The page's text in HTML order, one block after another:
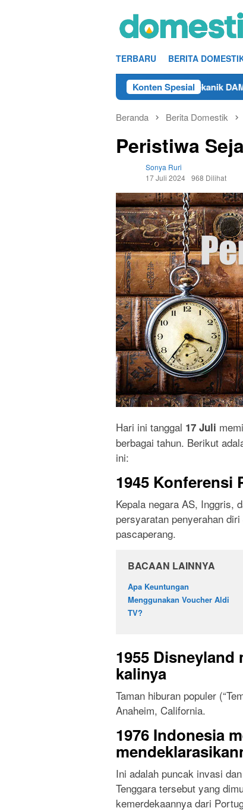
TERBARU BERITA
Konten Spesial
Info Kerja Teknisi/Mekanik DAMRI Lulusan
Beranda Berita Domestik
Peristiwa
Sonya Ruri
17 Juli 2024 968 Dilihat
Hari ini tanggal 17 Juli
berbagai tahun. Berikut
ini:
1945 Konferensi
Kepala negara AS, Inggris,
persyaratan penyerahan
pascaperang.
BACAAN LAINNYA
Apa Keuntungan
Menggunakan Voucher Aldi
TV?
1955
kalinya
Taman hiburan populer
Anaheim, California.
1976 Indonesia
Ini adalah puncak invasi
Tenggara tersebut yang
kemerdekaannya dari